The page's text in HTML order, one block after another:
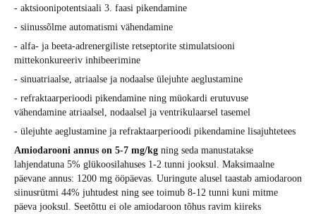
- aktsioonipotentsiaali 3. faasi pikendamine
- siinussõlme automatismi vähendamine
- alfa- ja beeta-adrenergiliste retseptorite stimulatsiooni
mittekonkureeriv inhibeerimine
- sinuatriaalse, atriaalse ja nodaalse ülejuhte aeglustamine
- refraktaarperioodi pikendamine ning müokardi erutuvuse
vähendamine atriaalsel, nodaalsel ja ventrikulaarsel tasemel
- ülejuhte aeglustamine ja refraktaarperioodi pikendamine lisajuhtetees
Amiodarooni annus on 5-7 mg/kg ning seda manustatakse
lahjendatuna 5% glükoosilahuses 1-2 tunni jooksul. Maksimaalne
päevane annus: 1200 mg ööpäevas. Uuringute alusel taastab amiodaroon
siinusrütmi 44% juhtudest ning see toimub 8-12 tunni kuni mitme
päeva jooksul. Seetõttu ei ole amiodaroon tõhus ravim kiireks